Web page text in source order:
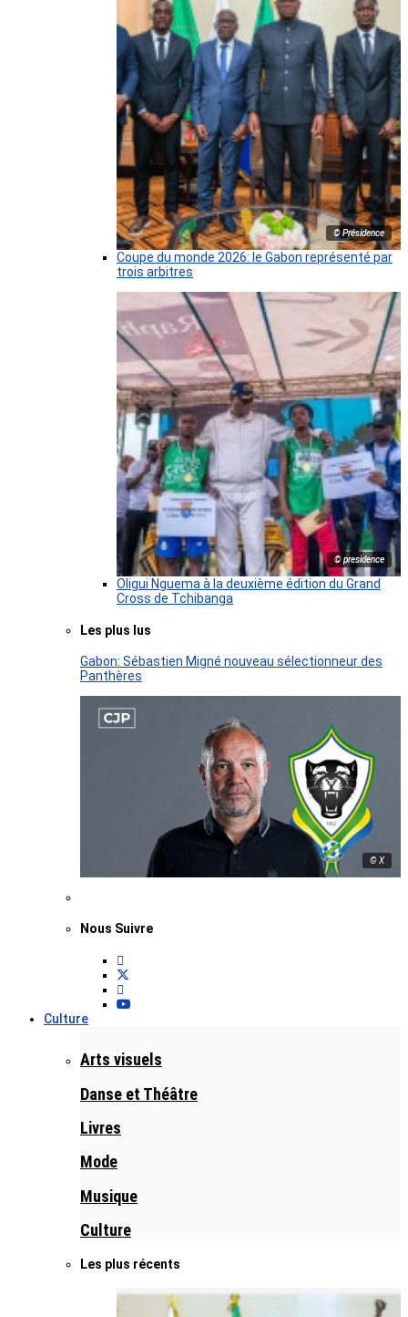
© Présidence
Coupe du monde 2026: le Gabon représenté par
trois arbitres
© presidence
Oligui Nguema à la deuxième édition du Grand
Cross de Tchibanga
Les plus lus
Gabon: Sébastien Migné nouveau sélectionneur des
Panthères
© X
Nous Suivre
Culture
Arts visuels
Danse et Théâtre
Livres
Mode
Musique
Culture
Les plus récents